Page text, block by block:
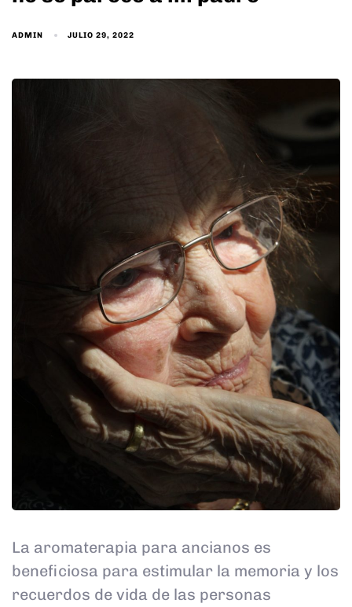
ADMIN JULIO 29, 2022
La aromaterapia para ancianos es
beneficiosa para estimular la memoria y los
recuerdos de vida de las personas